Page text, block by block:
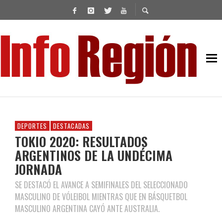
DEPORTES DESTACADAS
TOKIO 2020: RESULTADOS
ARGENTINOS DE LA UNDÉCIMA
JORNADA
SE DESTACÓ EL AVANCE A SEMIFINALES DEL SELECCIONADO
MASCULINO DE VÓLEIBOL MIENTRAS QUE EN BÁSQUETBOL
MASCULINO ARGENTINA CAYÓ ANTE AUSTRALIA.